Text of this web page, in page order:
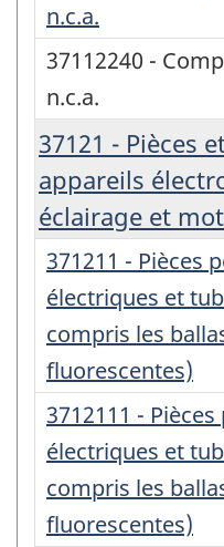
n.c.a.
37112240 -
n.c.a.
37121 - Pièces
appareils
éclairage et
371211 - Pièces
électriques et
compris les
fluorescentes)
3712111 -
électriques et
compris les
fluorescentes)